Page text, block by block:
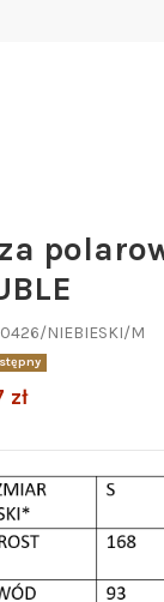
0426/NIEBIESKI/M
zł